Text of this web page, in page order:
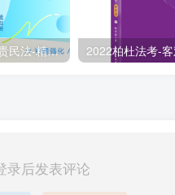
2024众合法考-孟献贵民法-精讲卷.pdf
录后发表评论